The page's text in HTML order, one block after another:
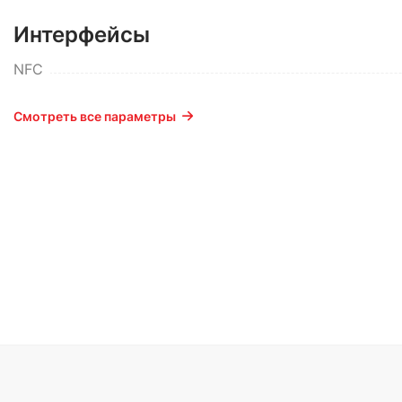
Интерфейсы
NFC
Смотреть все параметры